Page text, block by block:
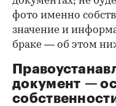
00:00 /
фото именно
значение и
браке — об этом
документ —